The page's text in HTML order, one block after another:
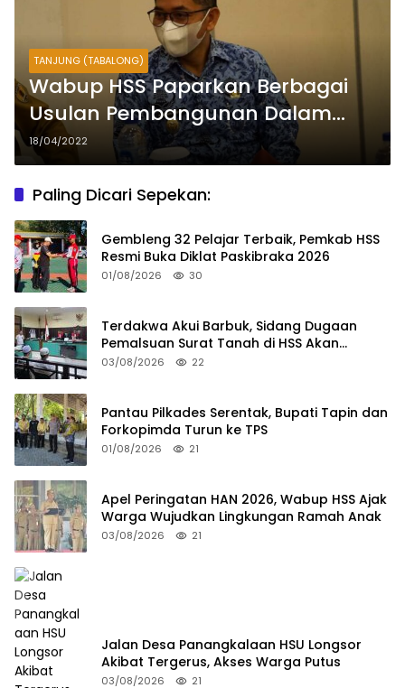
TANJUNG (TABALONG)
Wabup HSS Paparkan Berbagai
Usulan Pembangunan Dalam
Kunker Komisi V DPR RI
18/04/2022
Paling Dicari Sepekan:
Gembleng 32 Pelajar Terbaik, Pemkab HSS
Resmi Buka Diklat Paskibraka 2026
01/08/2026 30
Terdakwa Akui Barbuk, Sidang Dugaan
Pemalsuan Surat Tanah di HSS Akan
Berlanjut Tuntutan JPU
03/08/2026 22
Pantau Pilkades Serentak, Bupati Tapin dan
Forkopimda Turun ke TPS
01/08/2026 21
Apel Peringatan HAN 2026, Wabup HSS Ajak
Warga Wujudkan Lingkungan Ramah Anak
03/08/2026 21
Jalan Desa Panangkalaan HSU Longsor
Akibat Tergerus, Akses Warga Putus
03/08/2026 21